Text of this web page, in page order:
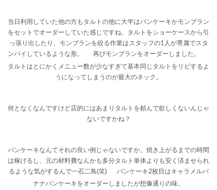
当日利用していた他の方もタルトの他に大半はパンケーキかモンブラン
をセットでオーダーしていた感じですね。タルトをショーケースから引
っ張り出したり、モンブランを絞る作業はスタッフの1人が専属でスタ
ンバイしているような形。
再びモンブランをオーダーしました。
タルトはとにかくメニュー数が少なすぎて基本同じタルトをリピするよ
うになってしまうのが最大のネック。
何となくなんですけど店的にはあまりタルトを頼んで欲しくないんじゃ
ないですかね？
パンケーキなんてそれの良い例じゃないですか。焼き上がるまでの時間
は稼げるし、元の材料費なんかも多分タルト単体よりも安く済ませられ
るような気がするんで一石二鳥(笑)
パンケーキ2枚目はキャラメルバ
ナナパンケーキをオーダーしましたが想像通りの味。